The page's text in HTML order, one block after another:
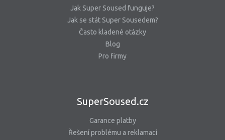
Jak Super Soused funguje?
Jak se stát Super Sousedem?
Často kladené otázky
Blog
Pro firmy
SuperSoused.cz
Garance platby
Řešení problému a reklamací